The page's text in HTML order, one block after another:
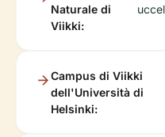
Naturale di
Viikki:
Campus di Viikki
dell'Università di
Helsinki: